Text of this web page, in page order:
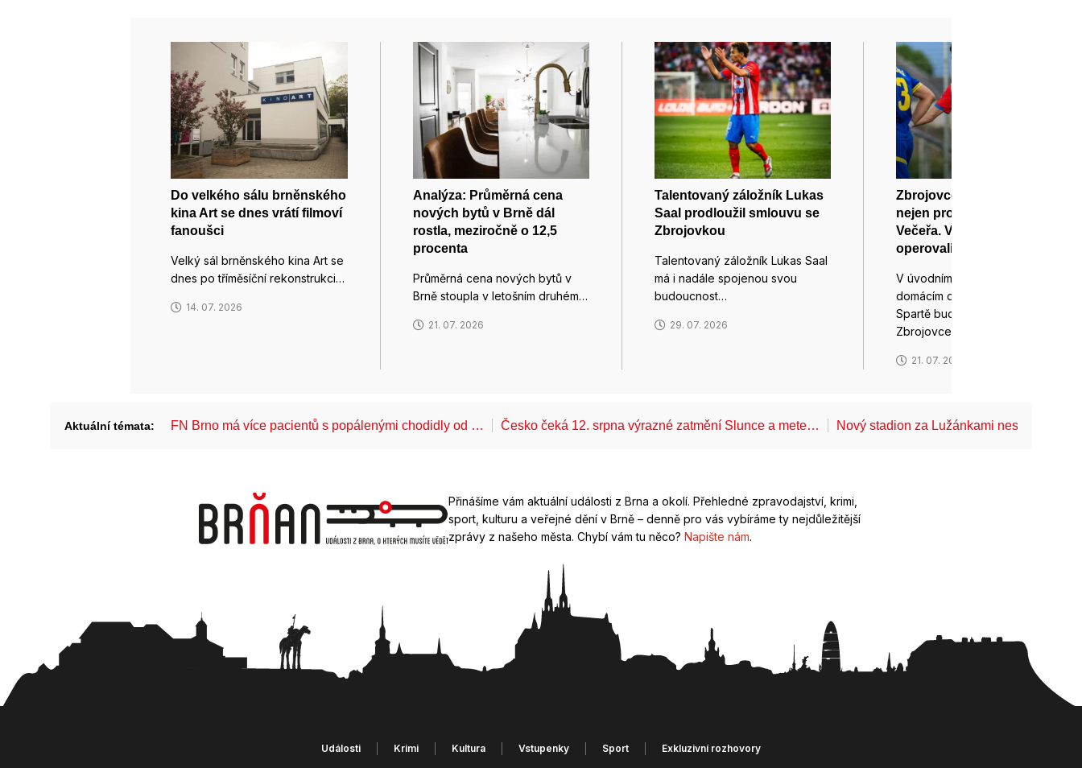
Do velkého sálu brněnského
kina Art se dnes vrátí filmoví
fanoušci
Velký sál brněnského kina Art se
dnes po tříměsíční rekonstrukci…
14. 07. 2026
Analýza: Průměrná cena
nových bytů v Brně dál
rostla, meziročně o 12,5
procenta
Průměrná cena nových bytů v
Brně stoupla v letošním druhém…
21. 07. 2026
Talentovaný záložník Lukas
Saal prodloužil smlouvu se
Zbrojovkou
Talentovaný záložník Lukas Saal
má i nadále spojenou svou
budoucnost…
29. 07. 2026
Zbrojovce bude chybět
nejen proti Spartě útočník
Večeřa. V Barceloně mu
operovali kotník
V úvodním prvoligovém
domácím duelu proti pražské
Spartě bude brněnské
Zbrojovce…
21. 07. 2026
Aktuální témata: FN Brno má více pacientů s popálenými chodidly od … Česko čeká 12. srpna výrazné zatmění Slunce a mete… Nový stadion za Lužánkami nesmí mít dle
Přinášíme vám aktuální události z Brna a okolí. Přehledné zpravodajství, krimi,
sport, kulturu a veřejné dění v Brně – denně pro vás vybíráme ty nejdůležitější
zprávy z našeho města. Chybí vám tu něco? Napište nám.
Události Krimi Kultura Vstupenky Sport Exkluzivní rozhovory